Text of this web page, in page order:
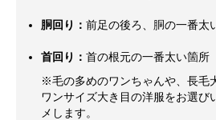
胴回り： 前足の後ろ、胴の一番太
首回り： 首の根元の一番太い箇所
※毛の多めのワンちゃんや、長毛
ワンサイズ大き目の洋服をお選び
メします。